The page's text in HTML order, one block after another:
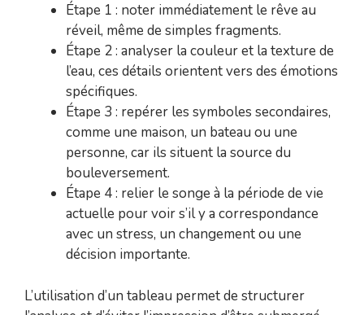
Étape 1 : noter immédiatement le rêve au
réveil, même de simples fragments.
Étape 2 : analyser la couleur et la texture de
l’eau, ces détails orientent vers des émotions
spécifiques.
Étape 3 : repérer les symboles secondaires,
comme une maison, un bateau ou une
personne, car ils situent la source du
bouleversement.
Étape 4 : relier le songe à la période de vie
actuelle pour voir s’il y a correspondance
avec un stress, un changement ou une
décision importante.
L’utilisation d’un tableau permet de structurer